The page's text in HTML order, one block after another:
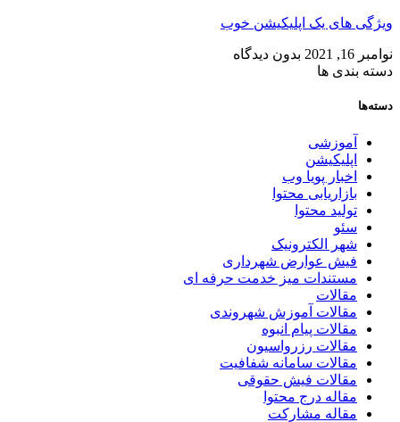
های یک اپلیکیشن خوب
2021
بدون دیدگاه
بندی ها
آموزشی
اپلیکیشن
اخبار پویا وب
بازاریابی محتوا
تولید محتوا
سئو
شهر الکترونیک
فیش عوارض شهرداری
مستندات میز خدمت حرفه ای
مقالات
مقالات آموزش شهروندی
مقالات پیام انبوه
مقالات رزرواسیون
مقالات سامانه شفافیت
مقالات فیش حقوقی
مقاله درج محتوا
مقاله مشارکت